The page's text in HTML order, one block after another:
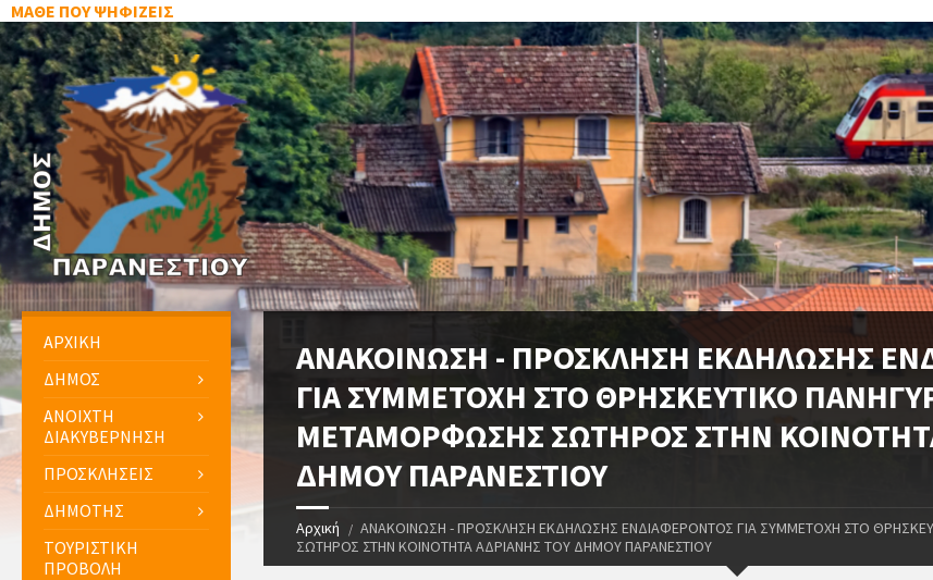
ΜΑΘΕ ΠΟΥ ΨΗΦΙΖΕΙΣ
ΑΝΑΚΟΙΝΩΣΗ - ΠΡΟΣΚΛΗΣΗ ΕΚΔΗΛΩΣΗΣ
ΓΙΑ ΣΥΜΜΕΤΟΧΗ ΣΤΟ ΘΡΗΣΚΕΥΤΙΚΟ
ΜΕΤΑΜΟΡΦΩΣΗΣ ΣΩΤΗΡΟΣ ΣΤΗΝ
ΔΗΜΟΥ ΠΑΡΑΝΕΣΤΙΟΥ
Αρχική
ΑΝΑΚΟΙΝΩΣΗ - ΠΡΟΣΚΛΗΣΗ ΕΚΔΗΛΩΣΗΣ ΕΝΔΙΑΦΕΡΟΝΤΟΣ ΓΙΑ ΣΥΜΜΕΤΟΧΗ ΣΤΟ
ΣΩΤΗΡΟΣ ΣΤΗΝ ΚΟΙΝΟΤΗΤΑ ΑΔΡΙΑΝΗΣ ΤΟΥ ΔΗΜΟΥ ΠΑΡΑΝΕΣΤΙΟΥ
ΑΡΧΙΚΗ
ΔΗΜΟΣ
ΑΝΟΙΧΤΗ
ΔΙΑΚΥΒΕΡΝΗΣΗ
ΠΡΟΣΚΛΗΣΕΙΣ
ΔΗΜΟΤΗΣ
ΤΟΥΡΙΣΤΙΚΗ
ΠΡΟΒΟΛΗ